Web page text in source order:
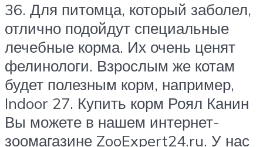
36. Для питомца, который заболел,
отлично подойдут специальные
лечебные корма. Их очень ценят
фелинологи. Взрослым же котам
будет полезным корм, например,
Indoor 27. Купить корм Роял Канин
Вы можете в нашем интернет-
зоомагазине ZooExpert24.ru. У нас